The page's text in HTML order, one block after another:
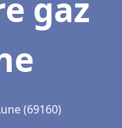
gaz
(69160)